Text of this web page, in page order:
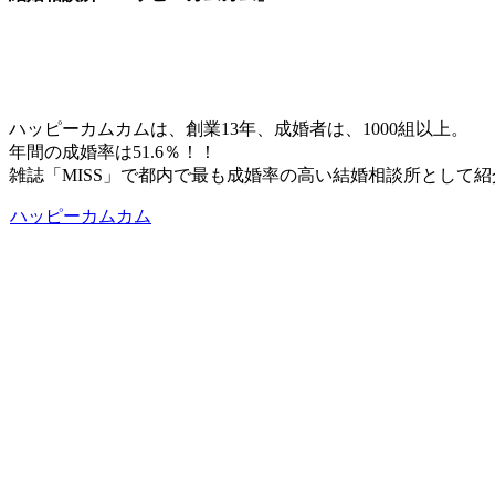
ハッピーカムカムは、創業13年、成婚者は、1000組以上。
年間の成婚率は51.6％！！
雑誌「MISS」で都内で最も成婚率の高い結婚相談所として紹
ハッピーカムカム